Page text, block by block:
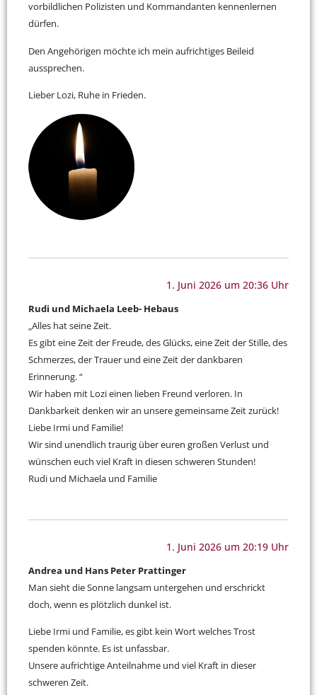
vorbildlichen Polizisten und Kommandanten kennenlernen
dürfen.
Den Angehörigen möchte ich mein aufrichtiges Beileid
aussprechen.
Lieber Lozi, Ruhe in Frieden.
1. Juni 2026 um 20:36 Uhr
Rudi und Michaela Leeb- Hebaus
„Alles hat seine Zeit.
Es gibt eine Zeit der Freude, des Glücks, eine Zeit der Stille, des
Schmerzes, der Trauer und eine Zeit der dankbaren
Erinnerung. “
Wir haben mit Lozi einen lieben Freund verloren. In
Dankbarkeit denken wir an unsere gemeinsame Zeit zurück!
Liebe Irmi und Familie!
Wir sind unendlich traurig über euren großen Verlust und
wünschen euch viel Kraft in diesen schweren Stunden!
Rudi und Michaela und Familie
1. Juni 2026 um 20:19 Uhr
Andrea und Hans Peter Prattinger
Man sieht die Sonne langsam untergehen und erschrickt
doch, wenn es plötzlich dunkel ist.
Liebe Irmi und Familie, es gibt kein Wort welches Trost
spenden könnte. Es ist unfassbar.
Unsere aufrichtige Anteilnahme und viel Kraft in dieser
schweren Zeit.